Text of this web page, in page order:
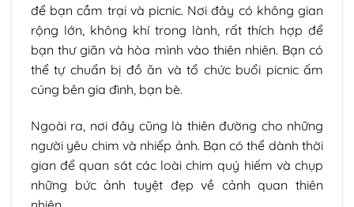
để bạn cắm trại và picnic. Nơi đây có không gian
rộng lớn, không khí trong lành, rất thích hợp để
bạn thư giãn và hòa mình vào thiên nhiên. Bạn có
thể tự chuẩn bị đồ ăn và tổ chức buổi picnic ấm
cúng bên gia đình, bạn bè.
Ngoài ra, nơi đây cũng là thiên đường cho những
người yêu chim và nhiếp ảnh. Bạn có thể dành thời
gian để quan sát các loài chim quý hiếm và chụp
những bức ảnh tuyệt đẹp về cảnh quan thiên